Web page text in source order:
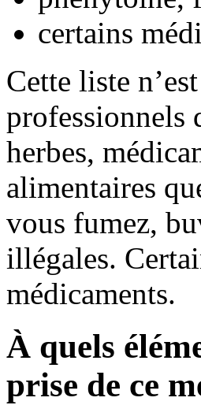
certains
Cette liste
professionnels
herbes,
alimentaires
vous fumez,
illégales.
médicaments.
À quels
prise de ce